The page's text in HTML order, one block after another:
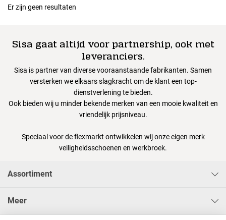
Er zijn geen resultaten
Sisa gaat altijd voor partnership, ook met
leveranciers.
Sisa is partner van diverse vooraanstaande fabrikanten. Samen
versterken we elkaars slagkracht om de klant een top-
dienstverlening te bieden.
Ook bieden wij u minder bekende merken van een mooie kwaliteit en
vriendelijk prijsniveau.
Speciaal voor de flexmarkt ontwikkelen wij onze eigen merk
veiligheidsschoenen en werkbroek.
Assortiment
Meer